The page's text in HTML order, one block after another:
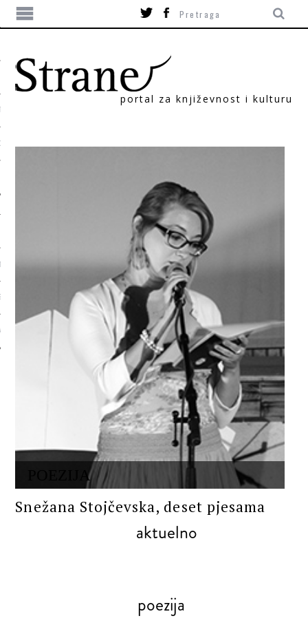
portal za književnost i kulturu
POEZIJA
Snežana Stojčevska, deset pjesama
aktuelno
poezija